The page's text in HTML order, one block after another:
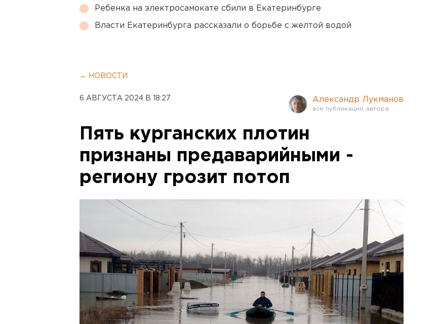
Ребенка на электросамокате сбили в Екатеринбурге
Власти Екатеринбурга рассказали о борьбе с желтой водой
← НОВОСТИ
6 АВГУСТА 2024 В 18:27 Александр Лукманов
Пять курганских плотин
признаны предаварийными -
региону грозит потоп